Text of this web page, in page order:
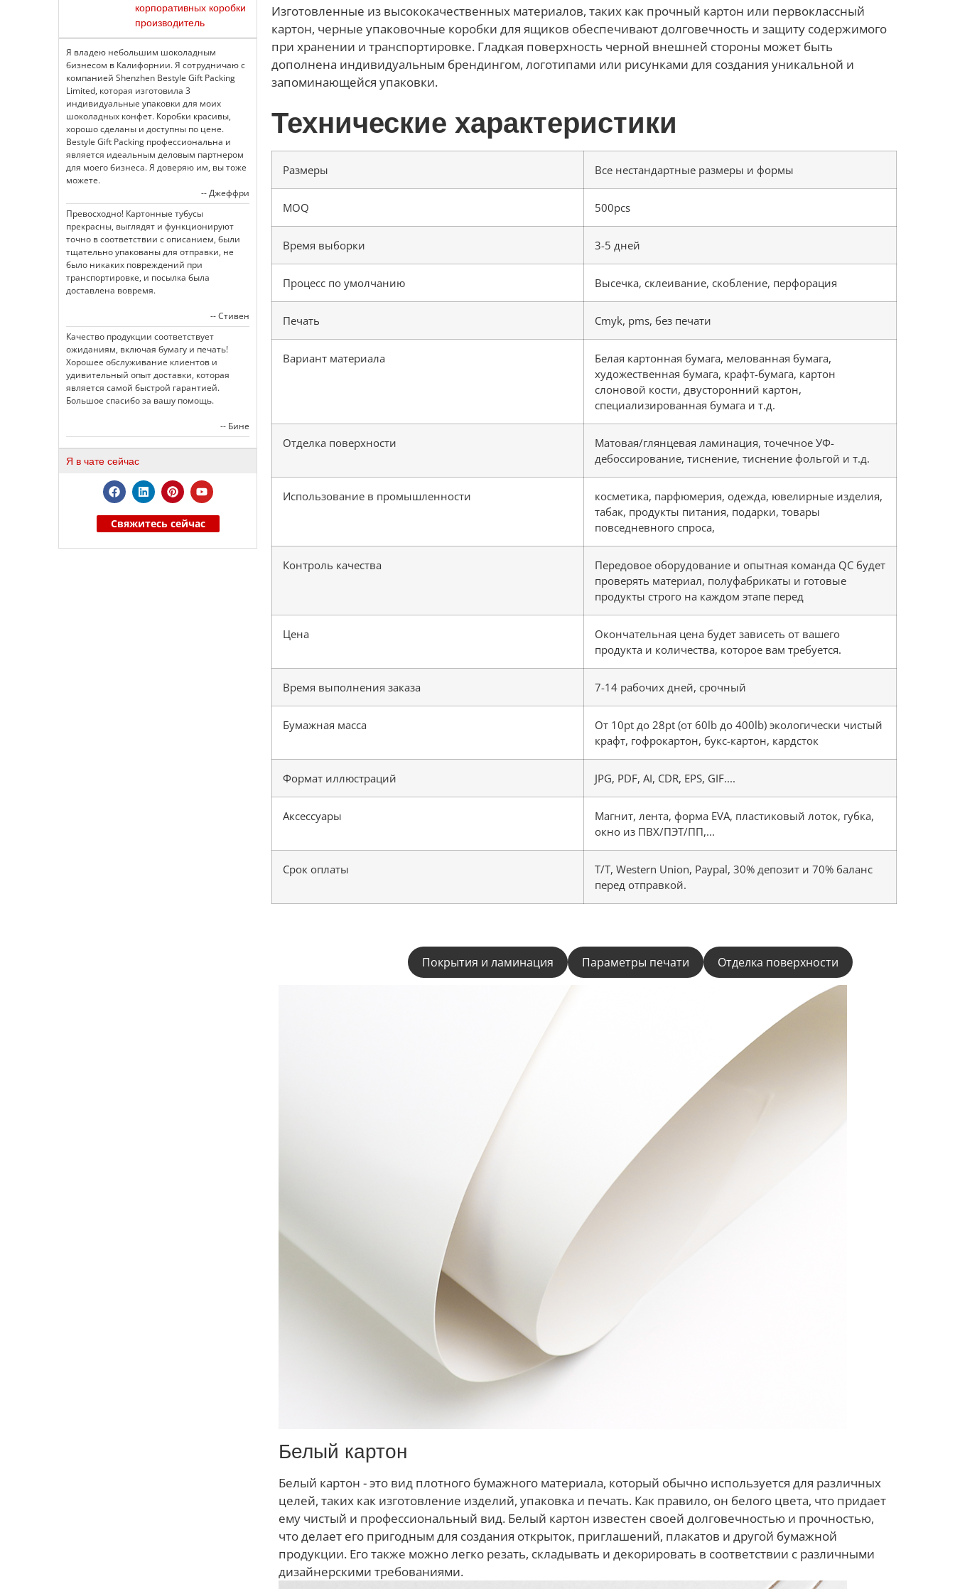
корпоративных коробки
производитель
Я владею небольшим шоколадным
бизнесом в Калифорнии. Я сотрудничаю с
компанией Shenzhen Bestyle Gift Packing
Limited, которая изготовила 3
индивидуальные упаковки для моих
шоколадных конфет. Коробки красивы,
хорошо сделаны и доступны по цене.
Bestyle Gift Packing профессиональна и
является идеальным деловым партнером
для моего бизнеса. Я доверяю им, вы тоже
можете.
-- Джеффри
Превосходно! Картонные тубусы
прекрасны, выглядят и функционируют
точно в соответствии с описанием, были
тщательно упакованы для отправки, не
было никаких повреждений при
транспортировке, и посылка была
доставлена вовремя.
-- Стивен
Качество продукции соответствует
ожиданиям, включая бумагу и печать!
Хорошее обслуживание клиентов и
удивительный опыт доставки, которая
является самой быстрой гарантией.
Большое спасибо за вашу помощь.
-- Бине
Я в чате сейчас
Свяжитесь сейчас
Изготовленные из высококачественных материалов, таких как прочный картон или первоклассный
картон, черные упаковочные коробки для ящиков обеспечивают долговечность и защиту содержимого
при хранении и транспортировке. Гладкая поверхность черной внешней стороны может быть
дополнена индивидуальным брендингом, логотипами или рисунками для создания уникальной и
запоминающейся упаковки.
Технические характеристики
Размеры Все нестандартные размеры и формы
MOQ 500pcs
Время выборки 3-5 дней
Процесс по умолчанию Высечка, склеивание, скобление, перфорация
Печать Cmyk, pms, без печати
Вариант материала
Белая картонная бумага, мелованная бумага,
художественная бумага, крафт-бумага, картон
слоновой кости, двусторонний картон,
специализированная бумага и т.д.
Отделка поверхности
Матовая/глянцевая ламинация, точечное УФ-
дебоссирование, тиснение, тиснение фольгой и т.д.
Использование в промышленности
косметика, парфюмерия, одежда, ювелирные изделия,
табак, продукты питания, подарки, товары
повседневного спроса,
Контроль качества
Передовое оборудование и опытная команда QC будет
проверять материал, полуфабрикаты и готовые
продукты строго на каждом этапе перед
Цена
Окончательная цена будет зависеть от вашего
продукта и количества, которое вам требуется.
Время выполнения заказа 7-14 рабочих дней, срочный
Бумажная масса
От 10pt до 28pt (от 60lb до 400lb) экологически чистый
крафт, гофрокартон, букс-картон, кардсток
Формат иллюстраций JPG, PDF, AI, CDR, EPS, GIF....
Аксессуары
Магнит, лента, форма EVA, пластиковый лоток, губка,
окно из ПВХ/ПЭТ/ПП,...
Срок оплаты
T/T, Western Union, Paypal, 30% депозит и 70% баланс
перед отправкой.
Покрытия и ламинация Параметры печати Отделка поверхности
Белый картон
Белый картон - это вид плотного бумажного материала, который обычно используется для различных
целей, таких как изготовление изделий, упаковка и печать. Как правило, он белого цвета, что придает
ему чистый и профессиональный вид. Белый картон известен своей долговечностью и прочностью,
что делает его пригодным для создания открыток, приглашений, плакатов и другой бумажной
продукции. Его также можно легко резать, складывать и декорировать в соответствии с различными
дизайнерскими требованиями.